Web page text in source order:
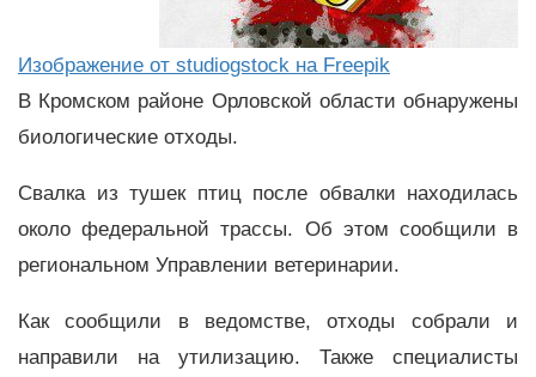
Изображение от studiogstock на Freepik
В Кромском районе Орловской области обнаружены
биологические отходы.
Свалка из тушек птиц после обвалки находилась
около федеральной трассы. Об этом сообщили в
региональном Управлении ветеринарии.
Как сообщили в ведомстве, отходы собрали и
направили на утилизацию. Также специалисты